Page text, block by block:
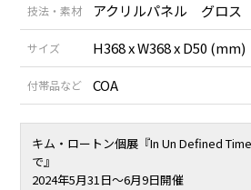
技法・素材 アクリルパネル グロ
サイズ H368 x W368 x D50 (mm)
付帯品など COA
キム・ロートン個展『In Un Defined
で』
2024年5月31日〜6月9日開催